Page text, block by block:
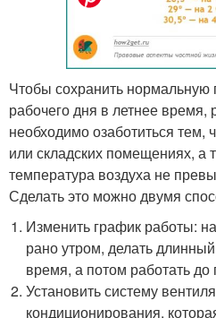
Чтобы сохранить нормальную
рабочего дня в летнее время,
необходимо озаботиться тем,
или складских помещениях, а
температура воздуха не
Сделать это можно двумя
Изменить график работы:
рано утром, делать
время, а потом работать до
Установить систему
кондиционирования,